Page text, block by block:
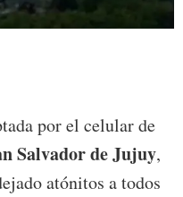
por el celular de
Salvador de Jujuy,
atónitos a todos